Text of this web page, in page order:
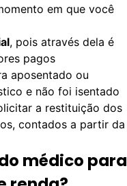
em que você
, pois através dela é
pagos
aposentado ou
e não foi isentado
a restituição dos
contados a partir da
médico para